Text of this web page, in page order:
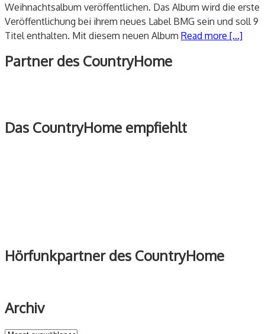
Weihnachtsalbum veröffentlichen. Das Album wird die erste
Veröffentlichung bei ihrem neues Label BMG sein und soll 9
Titel enthalten. Mit diesem neuen Album Read more [...]
Partner des CountryHome
Das CountryHome empfiehlt
Hörfunkpartner des CountryHome
Archiv